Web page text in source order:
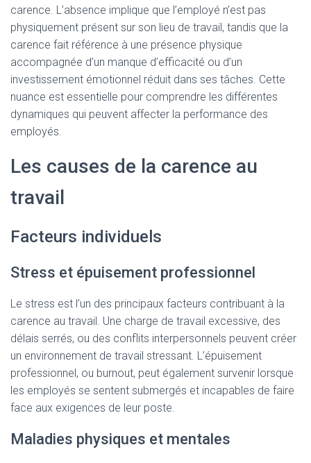
carence. L’absence implique que l’employé n’est pas
physiquement présent sur son lieu de travail, tandis que la
carence fait référence à une présence physique
accompagnée d’un manque d’efficacité ou d’un
investissement émotionnel réduit dans ses tâches. Cette
nuance est essentielle pour comprendre les différentes
dynamiques qui peuvent affecter la performance des
employés.
Les causes de la carence au
travail
Facteurs individuels
Stress et épuisement professionnel
Le stress est l’un des principaux facteurs contribuant à la
carence au travail. Une charge de travail excessive, des
délais serrés, ou des conflits interpersonnels peuvent créer
un environnement de travail stressant. L’épuisement
professionnel, ou burnout, peut également survenir lorsque
les employés se sentent submergés et incapables de faire
face aux exigences de leur poste.
Maladies physiques et mentales